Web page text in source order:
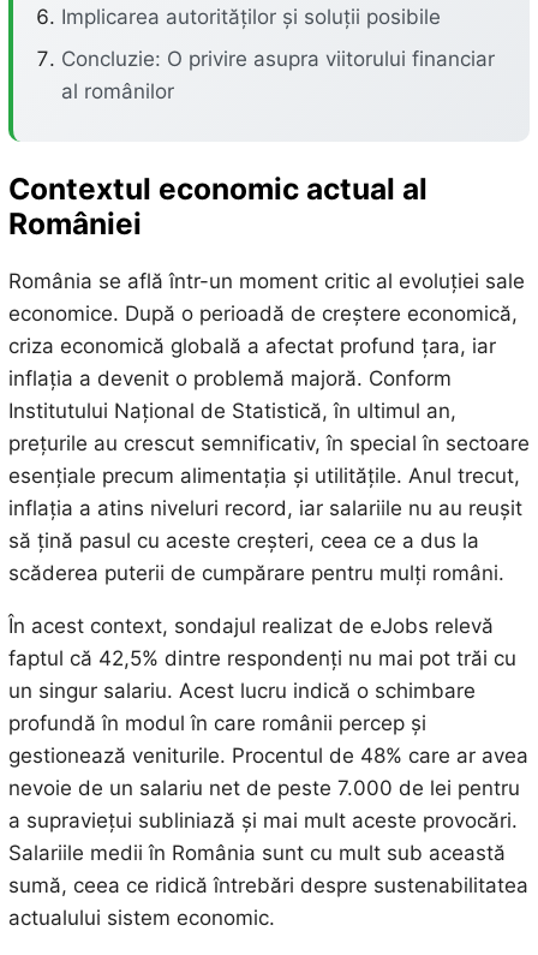
Implicarea autorităților și soluții posibile
Concluzie: O privire asupra viitorului financiar
al românilor
Contextul economic actual al
României
România se află într-un moment critic al evoluției sale
economice. După o perioadă de creștere economică,
criza economică globală a afectat profund țara, iar
inflația a devenit o problemă majoră. Conform
Institutului Național de Statistică, în ultimul an,
prețurile au crescut semnificativ, în special în sectoare
esențiale precum alimentația și utilitățile. Anul trecut,
inflația a atins niveluri record, iar salariile nu au reușit
să țină pasul cu aceste creșteri, ceea ce a dus la
scăderea puterii de cumpărare pentru mulți români.
În acest context, sondajul realizat de eJobs relevă
faptul că 42,5% dintre respondenți nu mai pot trăi cu
un singur salariu. Acest lucru indică o schimbare
profundă în modul în care românii percep și
gestionează veniturile. Procentul de 48% care ar avea
nevoie de un salariu net de peste 7.000 de lei pentru
a supraviețui subliniază și mai mult aceste provocări.
Salariile medii în România sunt cu mult sub această
sumă, ceea ce ridică întrebări despre sustenabilitatea
actualului sistem economic.